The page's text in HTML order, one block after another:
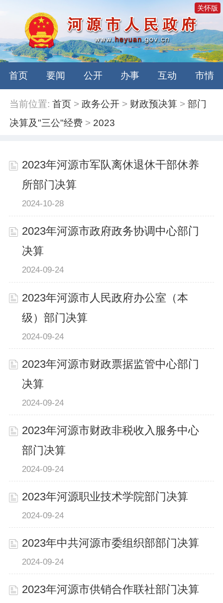
关怀版
首页 要闻 公开 办事 互动 市情
当前位置: 首页 >政务公开 > 财政预决算 >部门
决算及"三公"经费 > 2023
2023年河源市军队离休退休干部休养
所部门决算
2024-10-28
2023年河源市政府政务协调中心部门
决算
2024-09-24
2023年河源市人民政府办公室（本
级）部门决算
2024-09-24
2023年河源市财政票据监管中心部门
决算
2024-09-24
2023年河源市财政非税收入服务中心
部门决算
2024-09-24
2023年河源职业技术学院部门决算
2024-09-24
2023年中共河源市委组织部部门决算
2024-09-24
2023年河源市供销合作联社部门决算